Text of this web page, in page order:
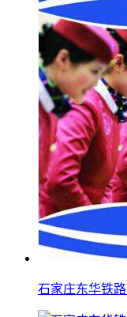
石家庄东华铁